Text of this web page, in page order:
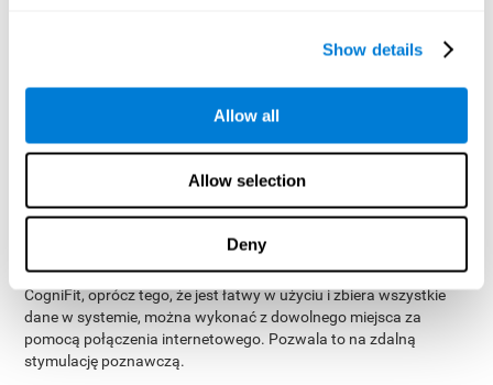
Show details
Allow all
Allow selection
Deny
treningowej, abyśmy mogli łatwo poznać naszą wydajność.
po sesji, dzięki czemu możemy zobaczyć, jak bardzo się
poprawiliśmy. Więc nawet jeśli otrzymamy zły wynik w sesji
treningowej, możemy zauważyć, że nasza tendencja jest nadal
do specyficznych potrzeb każdego użytkownika. Oznacza to, że
nie oferuje dwóch równych planów treningowych dla dwóch
CogniFit, oprócz tego, że jest łatwy w użyciu i zbiera wszystkie
dane w systemie, można wykonać z dowolnego miejsca za
pomocą połączenia internetowego. Pozwala to na zdalną
stymulację poznawczą.